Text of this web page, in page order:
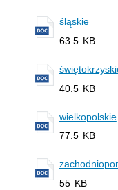
śląskie
63.5 KB
40.5 KB
wielkopolskie
77.5 KB
55 KB